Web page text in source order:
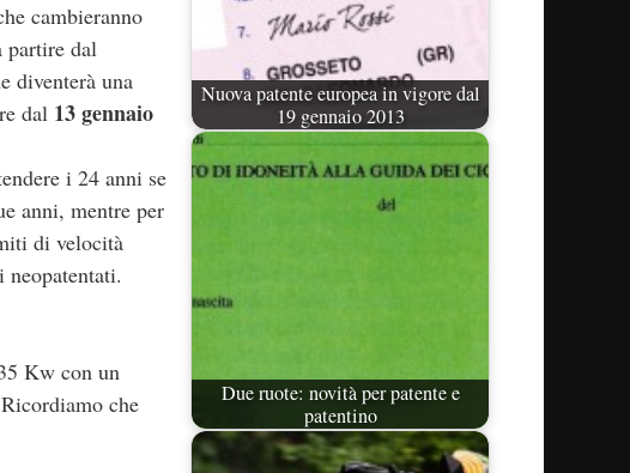
cambieranno
partire dal
diventerà una
dal 13 gennaio
i 24 anni se
anni, mentre per
di velocità
Kw con un
che
Nuova patente europea in vigore dal
19 gennaio 2013
Due ruote: novità per patente e
patentino